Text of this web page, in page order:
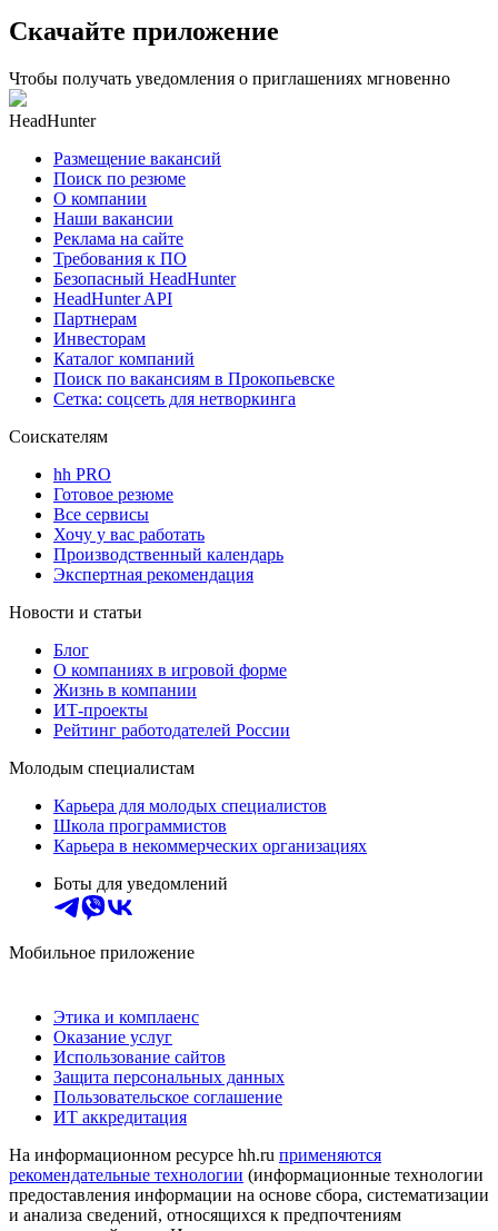
Скачайте приложение
Чтобы получать уведомления о приглашениях мгновенно
HeadHunter
Размещение вакансий
Поиск по резюме
О компании
Наши вакансии
Реклама на сайте
Требования к ПО
Безопасный HeadHunter
HeadHunter API
Партнерам
Инвесторам
Каталог компаний
Поиск по вакансиям в Прокопьевске
Сетка: соцсеть для нетворкинга
Соискателям
hh PRO
Готовое резюме
Все сервисы
Хочу у вас работать
Производственный календарь
Экспертная рекомендация
Новости и статьи
Блог
О компаниях в игровой форме
Жизнь в компании
ИТ-проекты
Рейтинг работодателей России
Молодым специалистам
Карьера для молодых специалистов
Школа программистов
Карьера в некоммерческих организациях
Боты для уведомлений
Мобильное приложение
Этика и комплаенс
Оказание услуг
Использование сайтов
Защита персональных данных
Пользовательское соглашение
ИТ аккредитация
На информационном ресурсе hh.ru применяются
рекомендательные технологии (информационные технологии
предоставления информации на основе сбора, систематизации
и анализа сведений, относящихся к предпочтениям